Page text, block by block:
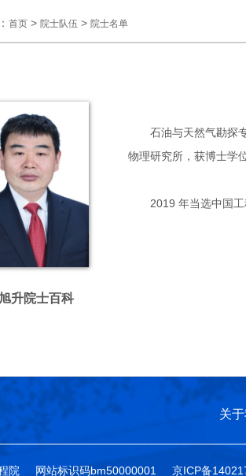
首页> 院士队伍 > 院士名单
升院士百科
石油与天然气勘探专
物理研究所，获博士学
2019 年当选中国工
关
院 网站标识码bm50000001
京ICP备